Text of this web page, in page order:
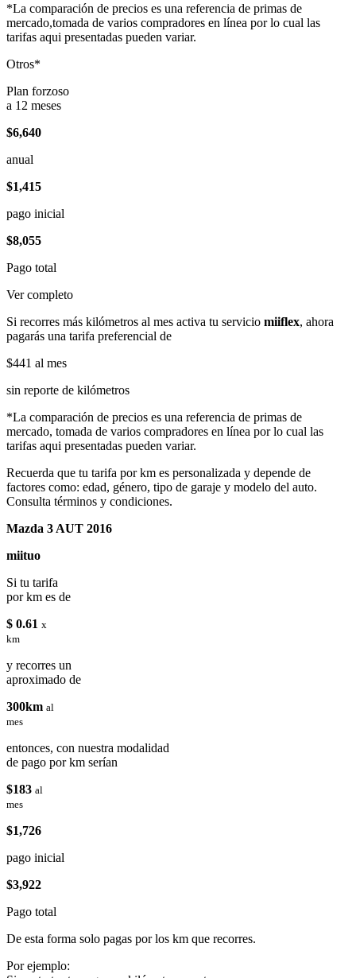
*La comparación de precios es una referencia de primas de
mercado,tomada de varios compradores en línea por lo cual las
tarifas aqui presentadas pueden variar.
Otros*
Plan forzoso
a 12 meses
$6,640
anual
$1,415
pago inicial
$8,055
Pago total
Ver completo
Si recorres más kilómetros al mes activa tu servicio miiflex, ahora
pagarás una tarifa preferencial de
$441 al mes
sin reporte de kilómetros
*La comparación de precios es una referencia de primas de
mercado, tomada de varios compradores en línea por lo cual las
tarifas aqui presentadas pueden variar.
Recuerda que tu tarifa por km es personalizada y depende de
factores como: edad, género, tipo de garaje y modelo del auto.
Consulta términos y condiciones.
Mazda 3 AUT 2016
miituo
Si tu tarifa
por km es de
$ 0.61 x
km
y recorres un
aproximado de
300km al
mes
entonces, con nuestra modalidad
de pago por km serían
$183 al
mes
$1,726
pago inicial
$3,922
Pago total
De esta forma solo pagas por los km que recorres.
Por ejemplo: